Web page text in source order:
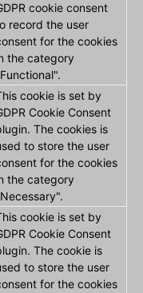
cookie consent
record the user
for the cookies
the category
cookie is set by
Cookie Consent
The cookies is
to store the user
for the cookies
the category
cookie is set by
Cookie Consent
The cookie is
to store the user
for the cookies